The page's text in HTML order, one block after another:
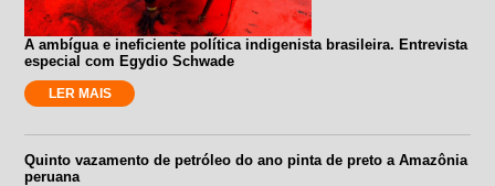
A ambígua e ineficiente política indigenista brasileira. Entrevista
especial com Egydio Schwade
LER MAIS
Quinto vazamento de petróleo do ano pinta de preto a Amazônia
peruana